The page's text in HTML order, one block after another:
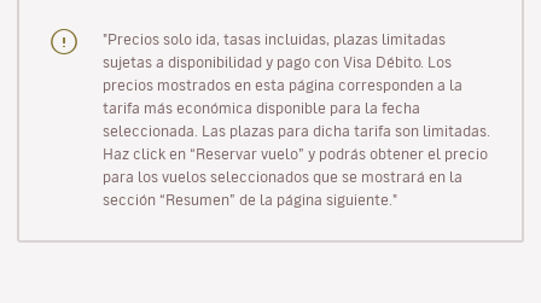
"Precios solo ida, tasas incluidas, plazas limitadas
sujetas a disponibilidad y pago con Visa Débito. Los
precios mostrados en esta página corresponden a la
tarifa más económica disponible para la fecha
seleccionada. Las plazas para dicha tarifa son limitadas.
Haz click en “Reservar vuelo” y podrás obtener el precio
para los vuelos seleccionados que se mostrará en la
sección “Resumen” de la página siguiente."